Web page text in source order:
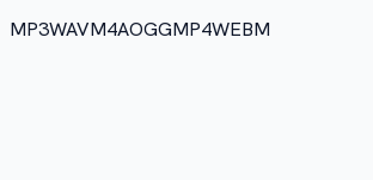
MP3WAVM4AOGGMP4WEBM